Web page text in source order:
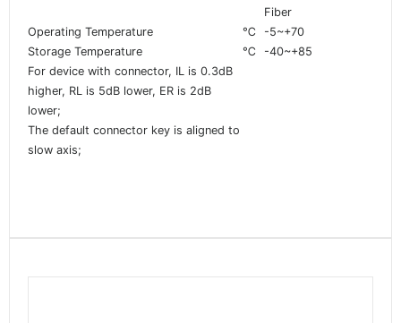
Fiber
Operating Temperature
℃
-5~+70
Storage Temperature
℃
-40~+85
For device with connector, IL is 0.3dB
higher, RL is 5dB lower, ER is 2dB
lower;
The default connector key is aligned to
slow axis;